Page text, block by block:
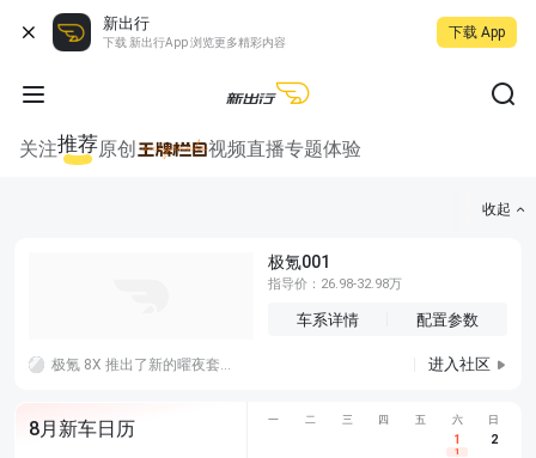
新出行
下载 新出行App 浏览更多精彩内容
下载 App
关注推荐原创 视频直播专题体验
收起
极氪001
指导价：26.98-32.98万
车系详情 配置参数
极氪 8X 推出了新的曜夜套件，包括前格栅、车窗饰条、行李架、后扩散器等超 20 处熏黑处理。 进入社区
8月新车日历 一 二 三 四 五 六 日
1
1
2